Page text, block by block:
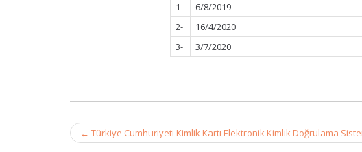
1-
6/8/2019
2-
16/4/2020
3-
3/7/2020
Post
navigation
← Türkiye Cumhuriyeti Kimlik Kartı Elektronik Kimlik Doğrulama